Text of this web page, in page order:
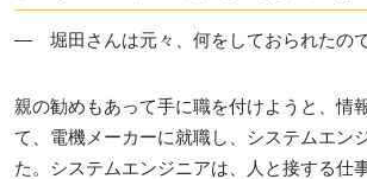
― 堀田さんは元々、何をしておられたの
親の勧めもあって手に職を付けようと、情
て、電機メーカーに就職し、システムエン
た。システムエンジニアは、人と接する仕